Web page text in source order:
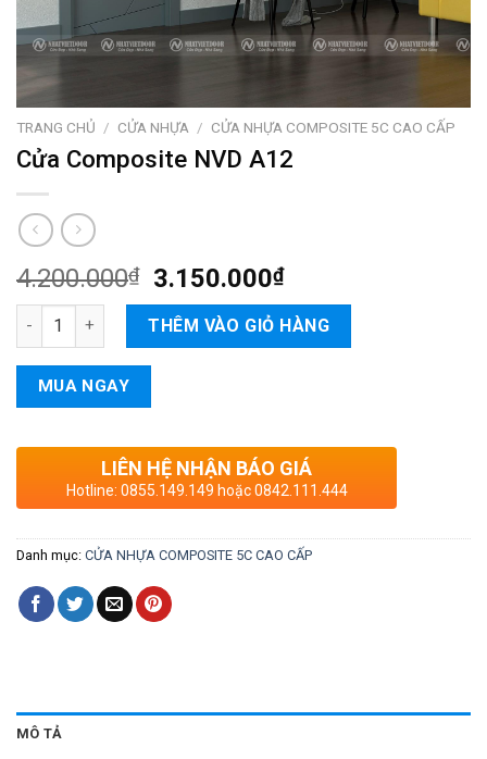
TRANG CHỦ / CỬA NHỰA / CỬA NHỰA COMPOSITE 5C CAO CẤP
Cửa Composite NVD A12
4.200.000₫ 3.150.000₫
Cửa Composite NVD A12 số lượng
THÊM VÀO GIỎ HÀNG
MUA NGAY
LIÊN HỆ NHẬN BÁO GIÁ
Hotline: 0855.149.149 hoặc 0842.111.444
Danh mục: CỬA NHỰA COMPOSITE 5C CAO CẤP
MÔ TẢ